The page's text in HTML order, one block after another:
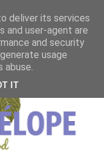
deliver its services
and user-agent are
and security
usage
abuse.
IT